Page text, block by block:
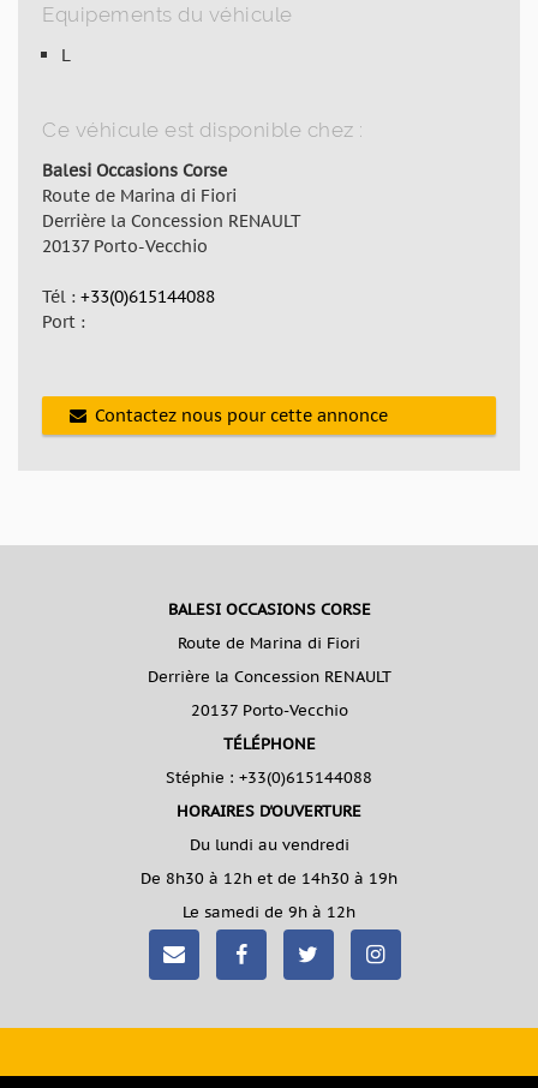
Equipements du véhicule
L
Ce véhicule est disponible chez :
Balesi Occasions Corse
Route de Marina di Fiori
Derrière la Concession RENAULT
20137 Porto-Vecchio
Tél : +33(0)615144088
Port :
Contactez nous pour cette annonce
BALESI OCCASIONS CORSE
Route de Marina di Fiori
Derrière la Concession RENAULT
20137 Porto-Vecchio
TÉLÉPHONE
Stéphie : +33(0)615144088
HORAIRES D'OUVERTURE
Du lundi au vendredi
De 8h30 à 12h et de 14h30 à 19h
Le samedi de 9h à 12h